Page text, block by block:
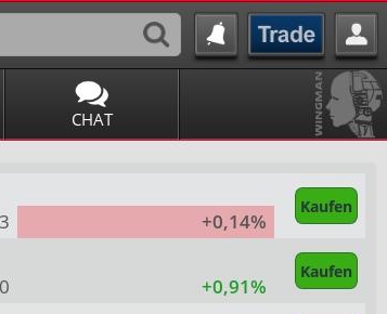
CHAT
Kaufen
+0,14%
Kaufen
+0,91%